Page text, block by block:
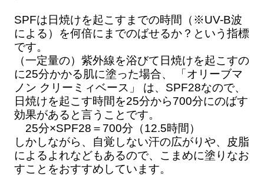
SPFは日焼けを起こすまでの時間（※UV-B波
による）を何倍にまでのばせるか？という指標
です。
（一定量の）紫外線を浴びて日焼けを起こすの
に25分かかる肌に塗った場合、 「オリーブマ
ノン クリーミィベース」 は、SPF28なので、
日焼けを起こす時間を25分から700分にのばす
効果があると言うことです。
25分×SPF28＝700分（12.5時間）
しかしながら、自覚しない汗の広がりや、皮脂
によるよれなどもあるので、こまめに塗りなお
すことをおすすめしています。